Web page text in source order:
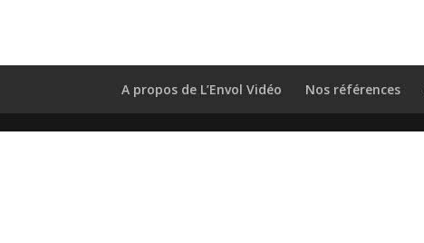
A propos de L’Envol Vidéo Nos références